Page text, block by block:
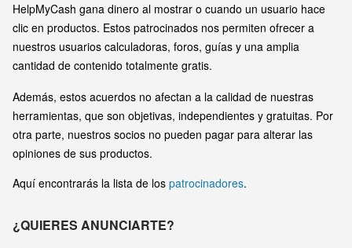
HelpMyCash gana dinero al mostrar o cuando un usuario hace
clic en productos. Estos patrocinados nos permiten ofrecer a
nuestros usuarios calculadoras, foros, guías y una amplia
cantidad de contenido totalmente gratis.
Además, estos acuerdos no afectan a la calidad de nuestras
herramientas, que son objetivas, independientes y gratuitas. Por
otra parte, nuestros socios no pueden pagar para alterar las
opiniones de sus productos.
Aquí encontrarás la lista de los patrocinadores.
¿QUIERES ANUNCIARTE?